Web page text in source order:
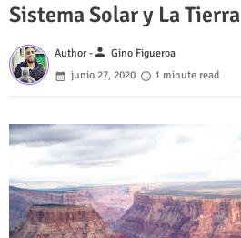
Sistema Solar y La Tierra
Author -person Gino Figueroa
junio 27, 2020
1 minute read